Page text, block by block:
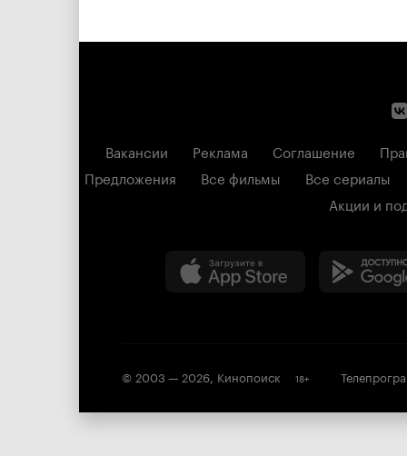
Вакансии Реклама Соглашение
Предложения
Все фильмы
Все сериалы
Акции и
© 2003 — 2026, Кинопоиск 18+